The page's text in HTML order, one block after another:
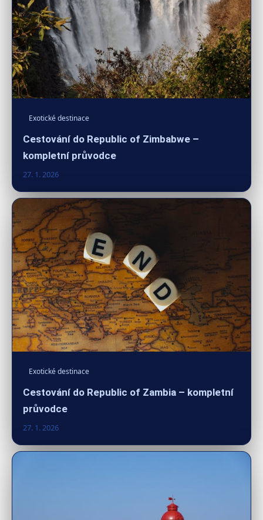
Exotické destinace
Cestování do Republic of Zimbabwe –
kompletní průvodce
27. 1. 2026
Exotické destinace
Cestování do Republic of Zambia – kompletní
průvodce
27. 1. 2026